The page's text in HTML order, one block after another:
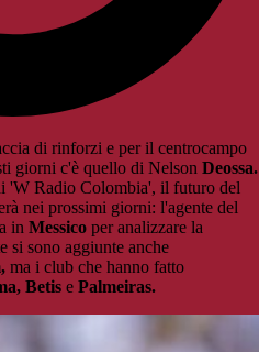
di rinforzi e per il centrocampo
giorni c'è quello di Nelson Deossa.
'W Radio Colombia', il futuro del
nei prossimi giorni: l'agente del
in Messico per analizzare la
si sono aggiunte anche
ma i club che hanno fatto
Betis e Palmeiras.